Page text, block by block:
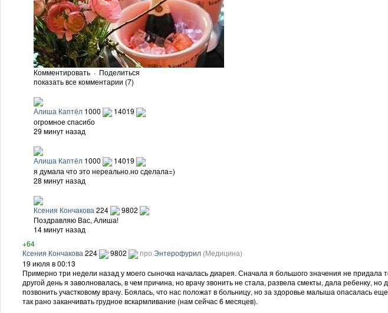
Комментировать · Поделиться
показать все комментарии (7)
Алиша Каптёл 1000
14019
огромное спасибо
29 минут назад
Алиша Каптёл 1000
14019
я думала что это нереально.но сделала=)
28 минут назад
Ксения Кончакова 224
9802
Поздравляю Вас, Алиша!
14 минут назад
+64
Ксения Кончакова 224 9802 про Энтерофурил (Медицина)
19 июля в 00:13
Примерно три недели назад у моего сыночка началась диарея. Сначала я большого значения не придала
другой день я заволновалась, в чем причина, но врачу звонить не стала, развела смекты, дала
позвонить участковому врачу. Боялась, что нас положат в больницу, но за здоровье малыша опасалась
так рано заканчивать грудное вскармливание (нам сейчас 6 месяцев).